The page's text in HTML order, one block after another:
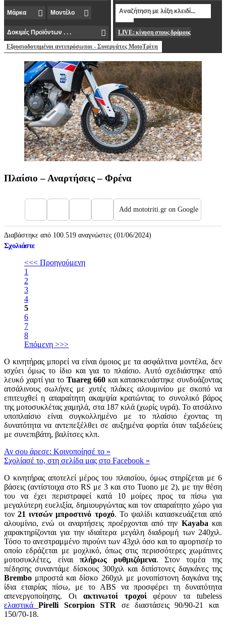
LIVE: κίνηση στους δρόμους
Εξουσιοδοτημένοι αντιπρόσωποι - Συνεργάτες MotoΤρίτη
Πλαίσιο – Αναρτήσεις – Φρένα
Add mototriti.gr on Google
Διαβάστηκε από 100.519 αναγνώστες (01/06/2024)
Σχολιάστε
<<< Προηγούμενη
1
2
3
4
5
6
7
8
Επόμενη >>>
Ο κινητήρας μπορεί να είναι όμοιος με τα ασφάλτινα μοντέλα, δεν
ισχύει όμως το ίδιο και για το πλαίσιο. Αυτό σχεδιάστηκε από
λευκό χαρτί για το Tuareg 660 και κατασκευάστηκε συνδυάζοντας
ατσάλινους σωλήνες με χυτές πλάκες αλουμινίου με σκοπό να
επιτευχθεί η απαραίτητη ακαμψία κρατώντας το συνολικό βάρος
της μοτοσυκλέτας χαμηλά, στα 187 κιλά (χωρίς υγρά). Το ατσάλινο
υποπλαίσιο είναι συγκολλημένο με το πλαίσιο έχοντας τη
δυνατότητα να αντεπεξέλθει σε αυξημένα φορτία όταν ταξιδεύεις
με συνεπιβάτη, βαλίτσες κλπ.
Αν σου άρεσε: Κοινοποίησέ το »
Σχολίασέ το, στη σελίδα μας στο Facebook »
Ο κινητήρας αποτελεί μέρος του πλαισίου, όμως στηρίζεται με 6
βάσεις (αντίστοιχα στο RS με 3 και στο Tuono με 2), με την θέση
του να έχει περιστραφεί κατά 10 μοίρες προς τα πίσω για
μεγαλύτερη ευελιξία, δημιουργώντας και τον απαραίτητο χώρο για
τον 21 ιντσών μπροστινό τροχό. Το ψαλίδι κατασκευάζεται από
αλουμίνιο, ενώ οι αναρτήσεις προέρχονται από την Kayaba και
χαρακτηρίζονται για την ιδιαίτερα μεγάλη διαδρομή των 240χιλ.
Τόσο το ανεστραμμένο πιρούνι των 43χιλ όσο και το αμορτισέρ το
οποίο εδράζεται με μοχλικό, όπως στις περισσότερες χωμάτινες
μοτοσυκλέτες, είναι πλήρως ρυθμιζόμενα. Στον τομέα της
πέδησης συναντάμε δίσκους 300χιλ και διπίστονες δαγκάνες της
Brembo μπροστά και δίσκο 260χιλ με μονοπίστονη δαγκάνα της
ίδια εταιρίας πίσω, με τo ABS να προσφέρει τη δυνατότητα
απενεργοποίησης. Οι ακτινωτοί τροχοί φέρουν τα tubeless
ελαστικάPirelli Scorpion STR σε διαστάσεις 90/90-21 και
150/70-18.